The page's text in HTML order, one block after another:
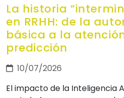
La historia
en RRHH: de la
básica a la
predicción
10/07/2026
El impacto de la Inteligencia